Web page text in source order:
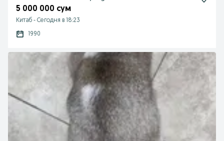
5 000 000 сум
Китаб - Сегодня в 18:23
1990